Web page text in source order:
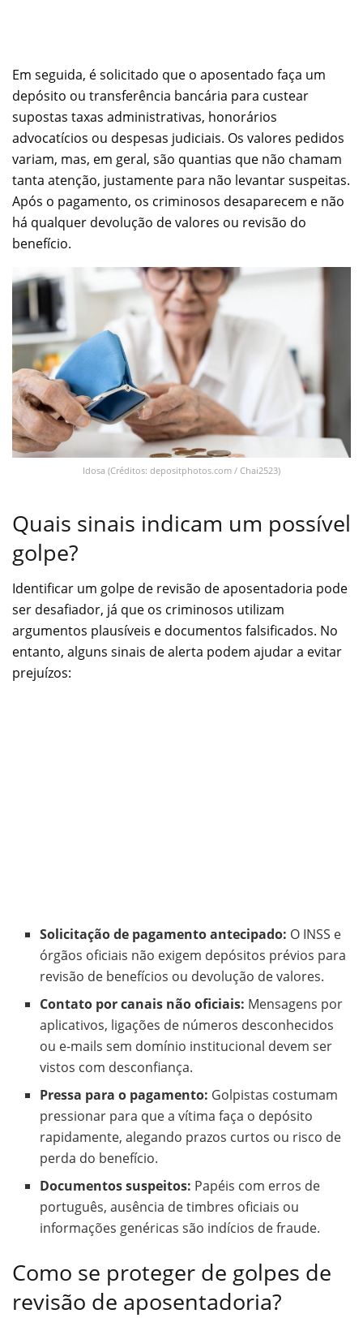
Em seguida, é solicitado que o aposentado faça um
depósito ou transferência bancária para custear
supostas taxas administrativas, honorários
advocatícios ou despesas judiciais. Os valores pedidos
variam, mas, em geral, são quantias que não chamam
tanta atenção, justamente para não levantar suspeitas.
Após o pagamento, os criminosos desaparecem e não
há qualquer devolução de valores ou revisão do
benefício.
Idosa (Créditos: depositphotos.com / Chai2523)
Quais sinais indicam um possível
golpe?
Identificar um golpe de revisão de aposentadoria pode
ser desafiador, já que os criminosos utilizam
argumentos plausíveis e documentos falsificados. No
entanto, alguns sinais de alerta podem ajudar a evitar
prejuízos:
Solicitação de pagamento antecipado: O INSS e
órgãos oficiais não exigem depósitos prévios para
revisão de benefícios ou devolução de valores.
Contato por canais não oficiais: Mensagens por
aplicativos, ligações de números desconhecidos
ou e-mails sem domínio institucional devem ser
vistos com desconfiança.
Pressa para o pagamento: Golpistas costumam
pressionar para que a vítima faça o depósito
rapidamente, alegando prazos curtos ou risco de
perda do benefício.
Documentos suspeitos: Papéis com erros de
português, ausência de timbres oficiais ou
informações genéricas são indícios de fraude.
Como se proteger de golpes de
revisão de aposentadoria?